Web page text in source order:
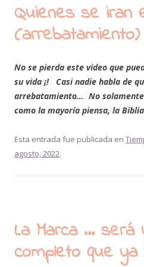
Quienes se iran
(arrebatamiento)
No se pierda este video que
su vida ¡! Casi nadie habla de
arrebatamiento… No solamente
como la mayoría piensa, la
Esta entrada fue publicada en
agosto, 2022.
La Marca …
completo que ya